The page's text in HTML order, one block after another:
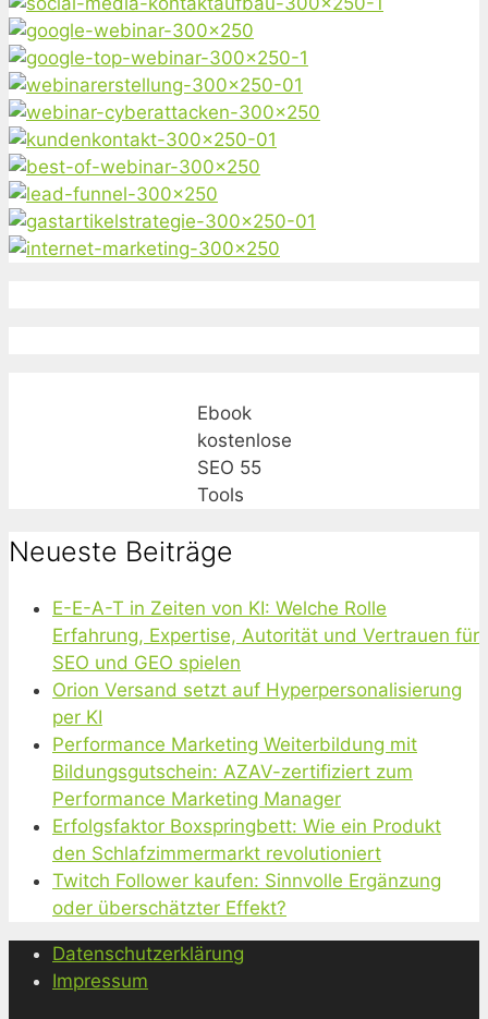
Ebook
kostenlose
SEO 55
Tools
Neueste Beiträge
E-E-A-T in Zeiten von KI: Welche Rolle
Erfahrung, Expertise, Autorität und Vertrauen für
SEO und GEO spielen
Orion Versand setzt auf Hyperpersonalisierung
per KI
Performance Marketing Weiterbildung mit
Bildungsgutschein: AZAV-zertifiziert zum
Performance Marketing Manager
Erfolgsfaktor Boxspringbett: Wie ein Produkt
den Schlafzimmermarkt revolutioniert
Twitch Follower kaufen: Sinnvolle Ergänzung
oder überschätzter Effekt?
Datenschutzerklärung
Impressum